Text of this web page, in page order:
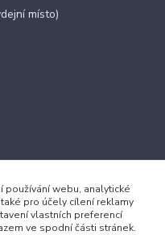
místo)
používání webu, analytické
pro účely cílení reklamy
vlastních preferencí
ve spodní části stránek.